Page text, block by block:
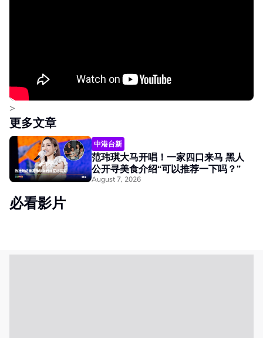
>
更多文章
中港台新
范玮琪大马开唱！一家四口来马 黑人
公开寻美食介绍“可以推荐一下吗？”
August 7, 2026
必看影片